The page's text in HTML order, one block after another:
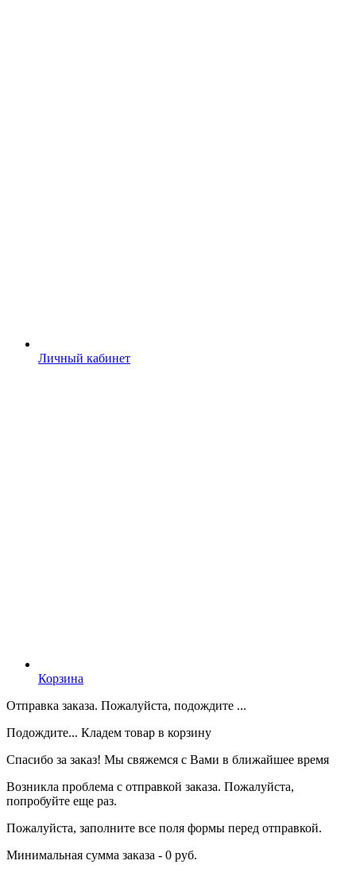
Личный кабинет
Корзина
Отправка заказа. Пожалуйста, подождите ...
Подождите... Кладем товар в корзину
Спасибо за заказ! Мы свяжемся с Вами в ближайшее время
Возникла проблема с отправкой заказа. Пожалуйста,
попробуйте еще раз.
Пожалуйста, заполните все поля формы перед отправкой.
Минимальная сумма заказа - 0 руб.